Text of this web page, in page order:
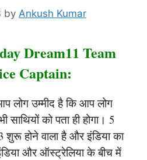
by Ankush Kumar
Dream11 Team
Captain:
लोग उम्मीद है कि आप लोग
को पता ही होगा। 5
होने वाला है और इंडिया का
और ऑस्ट्रेलिया के बीच में